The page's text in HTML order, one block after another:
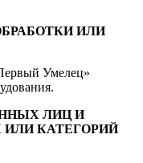
ИЛИ
Умелец»
ЛИЦ И
КАТЕГОРИЙ